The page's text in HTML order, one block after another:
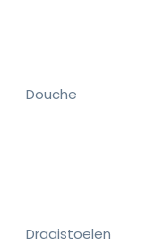
Douche
Draaistoelen